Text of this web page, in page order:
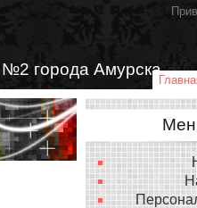
города Амурска